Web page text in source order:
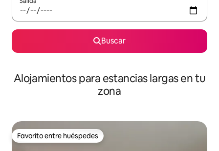
Buscar
Alojamientos para estancias largas en tu
zona
Favorito entre huéspedes
Favorito entre huéspedes